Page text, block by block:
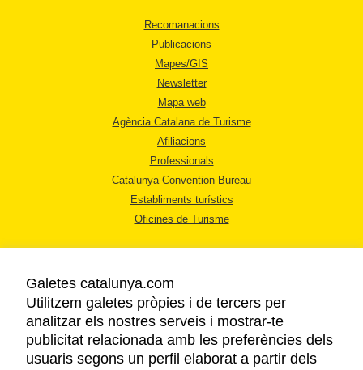
Recomanacions
Publicacions
Mapes/GIS
Newsletter
Mapa web
Agència Catalana de Turisme
Afiliacions
Professionals
Catalunya Convention Bureau
Establiments turístics
Oficines de Turisme
AVÍS LEGAL
POLÍTICA DE PRIVACITAT
Galetes catalunya.com
Utilitzem galetes pròpies i de tercers per
analitzar els nostres serveis i mostrar-te
publicitat relacionada amb les preferències dels
usuaris segons un perfil elaborat a partir dels